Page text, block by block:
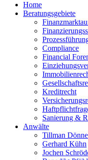
Home
Beratungsgebiete
Compliance
Financial
Kreditrecht
Sanierung &
Anwälte
Tillman
Gerhard Kühn
Jochen